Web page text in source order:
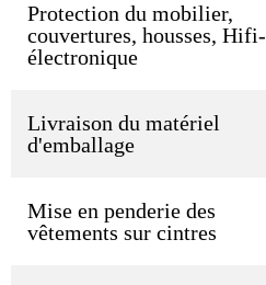
Protection du mobilier,
couvertures, housses, Hifi-
électronique
Livraison du matériel
d'emballage
Mise en penderie des
vêtements sur cintres